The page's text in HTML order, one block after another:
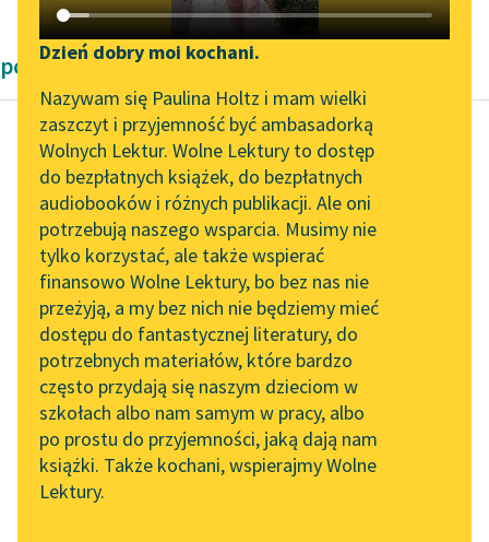
Katalog DAISY
Podkasty o książkach
Zgłoś brak utworu
Aktualności
„Prokurator Alicja Horn”
do słuchania
Byliśmy częścią AI Impact
Lab
Zapraszamy na spotkanie
online z tłumaczkami
literatury skandynawskiej
Spotkanie z Katarzyną
Tunkiel w Oslo
102. lata temu zmarł
Joseph Conrad
Narzędzia
Mapa Wolnych Lektur
Leśmianator
Przewodnik dla piszących i
czytających
API
OAI-PMH
Widget Wolnych Lektur
Przypisy
Dzień dobry moi kochani.
Nazywam się Paulina Holtz i mam wielki
zaszczyt i przyjemność być ambasadorką
Wolnych Lektur. Wolne Lektury to dostęp
do bezpłatnych książek, do bezpłatnych
audiobooków i różnych publikacji. Ale oni
potrzebują naszego wsparcia. Musimy nie
tylko korzystać, ale także wspierać
finansowo Wolne Lektury, bo bez nas nie
przeżyją, a my bez nich nie będziemy mieć
dostępu do fantastycznej literatury, do
potrzebnych materiałów, które bardzo
często przydają się naszym dzieciom w
szkołach albo nam samym w pracy, albo
po prostu do przyjemności, jaką dają nam
książki. Także kochani, wspierajmy Wolne
Lektury.
powieści psychologiczne
Joseph Conrad
Lord Jim
Było to brzydko z mej
strony, bo mój
pomocnik, nieoceniony
skądinąd człowiek, był
skłonny do...
Czytaj więcej